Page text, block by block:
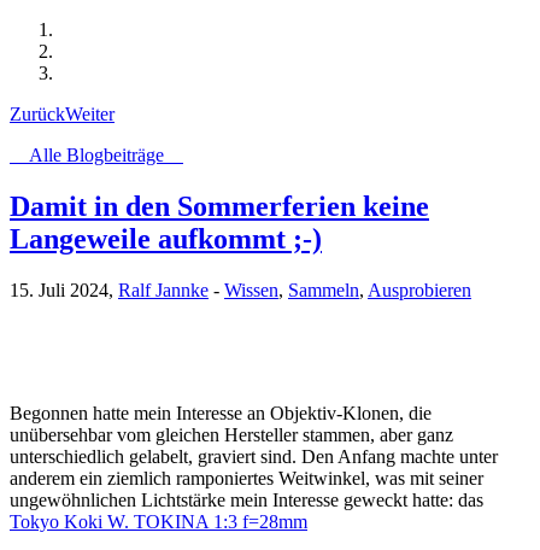
ZurückWeiter
Alle Blogbeiträge
Damit in den Sommerferien keine
Langeweile aufkommt ;-)
15. Juli 2024, Ralf Jannke - Wissen, Sammeln, Ausprobieren
Begonnen hatte mein Interesse an Objektiv-Klonen, die
unübersehbar vom gleichen Hersteller stammen, aber ganz
unterschiedlich gelabelt, graviert sind. Den Anfang machte unter
anderem ein ziemlich ramponiertes Weitwinkel, was mit seiner
ungewöhnlichen Lichtstärke mein Interesse geweckt hatte: das
Tokyo Koki W. TOKINA 1:3 f=28mm